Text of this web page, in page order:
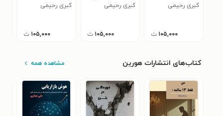
کبری رحیمی
۱۰۵,۰۰۰ ت
‌دهر
کبری رحیمی
۱۰۵,۰۰۰ ت
کبری رحیمی
۱۰۵,۰۰۰ ت
کتاب‌های انتشارات هورین مشاهده همه